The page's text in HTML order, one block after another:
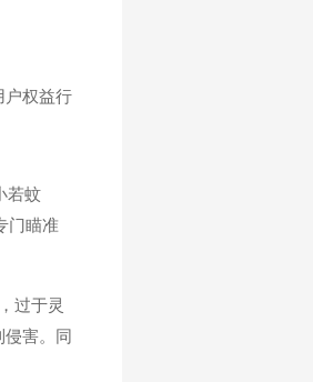
户权益行
若蚊
门瞄准
过于灵
侵害。同